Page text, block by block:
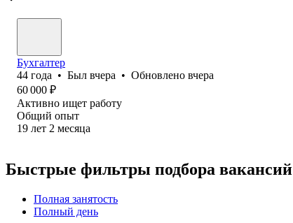
Бухгалтер
44 года • Был вчера • Обновлено вчера
60 000 ₽
Активно ищет работу
Общий опыт
19 лет 2 месяца
Быстрые фильтры подбора вакансий
Полная занятость
Полный день